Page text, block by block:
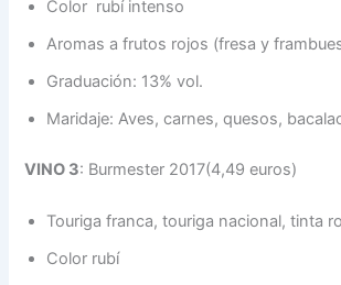
Color rubí intenso​
Aromas a frutos rojos (fresa y
Graduación: 13% vol.​
Maridaje: Aves, carnes, quesos,
VINO 3: Burmester 2017(4,49 euros)
Touriga franca, touriga nacional, tinta
Color rubí​